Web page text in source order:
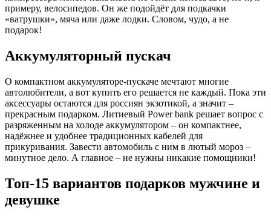
примеру, велосипедов. Он же подойдёт для подкачки
«ватрушки», мяча или даже лодки. Словом, чудо, а не
подарок!
Аккумуляторный пускач
О компактном аккумуляторе-пускаче мечтают многие
автолюбители, а вот купить его решается не каждый. Пока эти
аксессуары остаются для россиян экзотикой, а значит –
прекрасным подарком. Литиевый Power bank решает вопрос с
разряженным на холоде аккумулятором – он компактнее,
надёжнее и удобнее традиционных кабелей для
прикуривания. Завести автомобиль с ним в лютый мороз –
минутное дело. А главное – не нужны никакие помощники!
Топ-15 вариантов подарков мужчине и
девушке